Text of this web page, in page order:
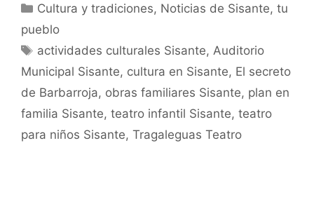
Cultura y tradiciones, Noticias de Sisante, tu
pueblo
actividades culturales Sisante,Auditorio
Municipal Sisante, cultura en Sisante, El secreto
de Barbarroja, obras familiares Sisante, plan en
familia Sisante, teatro infantil Sisante, teatro
para niños Sisante, Tragaleguas Teatro